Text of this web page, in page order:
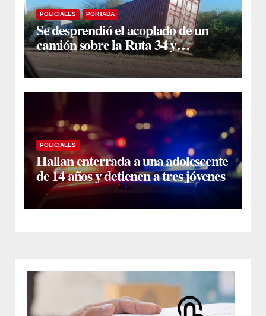
POLICIALES PORTADA
Se desprendió el acoplado de un
camión sobre la Ruta 34 y
camioneros se unieron para
retirarlo
POLICIALES
Hallan enterrada a una adolescente
de 14 años y detienen a tres jóvenes